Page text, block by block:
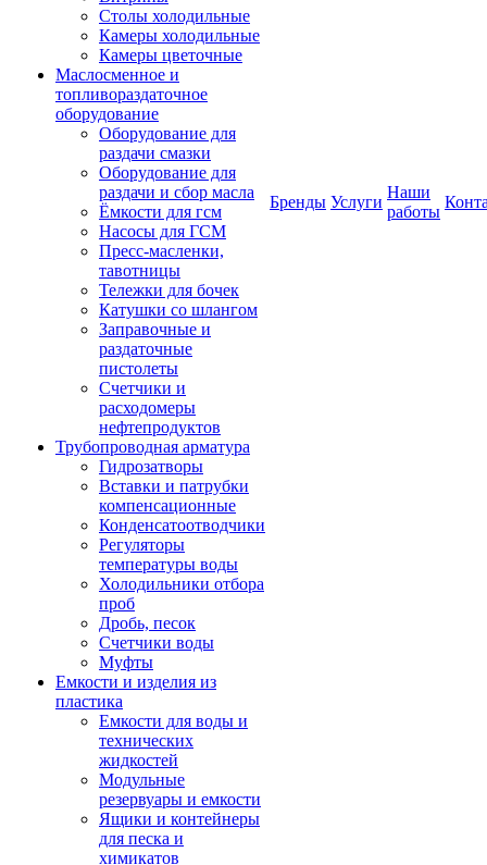
Столы холодильные
Камеры холодильные
Камеры цветочные
Маслосменное и
топливораздаточное
оборудование
Оборудование для
раздачи смазки
Оборудование для
раздачи и сбор масла
Ёмкости для гсм
Насосы для ГСМ
Пресс-масленки,
тавотницы
Тележки для бочек
Катушки со шлангом
Заправочные и
раздаточные
пистолеты
Счетчики и
расходомеры
нефтепродуктов
Трубопроводная арматура
Гидрозатворы
Вставки и патрубки
компенсационные
Конденсатоотводчики
Регуляторы
температуры воды
Холодильники отбора
проб
Дробь, песок
Счетчики воды
Муфты
Емкости и изделия из
пластика
Емкости для воды и
технических
жидкостей
Модульные
резервуары и емкости
Ящики и контейнеры
для песка и
химикатов
Бренды Услуги
Наши
работы